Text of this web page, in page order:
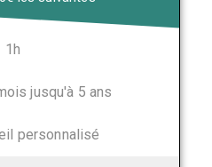
1h
jusqu'à 5 ans
personnalisé